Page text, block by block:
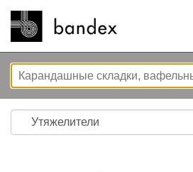
ИНТЕРНЕТ – МАГАЗИН